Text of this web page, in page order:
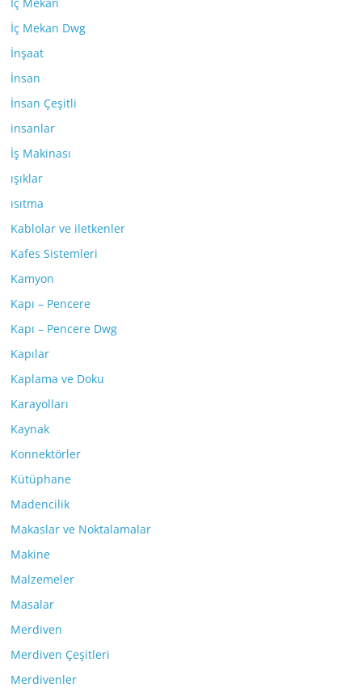
İç Mekan Dwg
İnşaat
İnsan
İnsan Çeşitli
insanlar
İş Makinası
ışıklar
ısıtma
Kablolar ve iletkenler
Kafes Sistemleri
Kamyon
Kapı – Pencere
Kapı – Pencere Dwg
Kapılar
Kaplama ve Doku
Karayolları
Kaynak
Konnektörler
Kütüphane
Madencilik
Makaslar ve Noktalamalar
Makine
Malzemeler
Masalar
Merdiven
Merdiven Çeşitleri
Merdivenler